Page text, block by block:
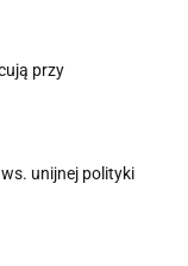
przy
unijnej polityki